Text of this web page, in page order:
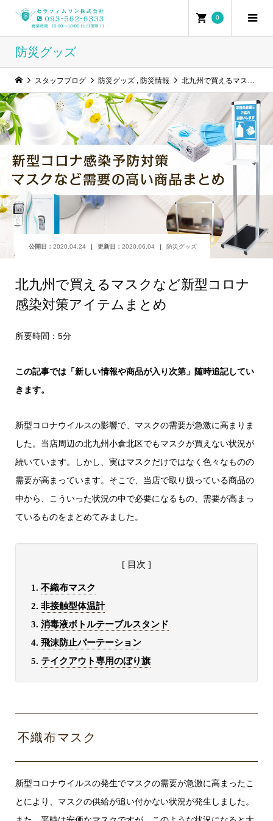
0
防災グッズ
スタッフブログ 防災グッズ , 防災情報 北九州で買えるマスクなど新型コロナ感染対策アイテムまとめ
公開日： 2020.04.24 更新日： 2020.06.04 防災グッズ
北九州で買えるマスクなど新型コロナ
感染対策アイテムまとめ
所要時間：5分
この記事では「新しい情報や商品が入り次第」随時追記してい
きます。
新型コロナウイルスの影響で、マスクの需要が急激に高まりま
した。当店周辺の北九州小倉北区でもマスクが買えない状況が
続いています。しかし、実はマスクだけではなく色々なものの
需要が高まっています。そこで、当店で取り扱っている商品の
中から、こういった状況の中で必要になるもの、需要が高まっ
ているものをまとめてみました。
[ 目次 ]
不織布マスク
非接触型体温計
消毒液ボトルテーブルスタンド
飛沫防止パーテーション
テイクアウト専用のぼり旗
不織布マスク
新型コロナウイルスの発生でマスクの需要が急激に高まったこ
とにより、マスクの供給が追い付かない状況が発生しました。